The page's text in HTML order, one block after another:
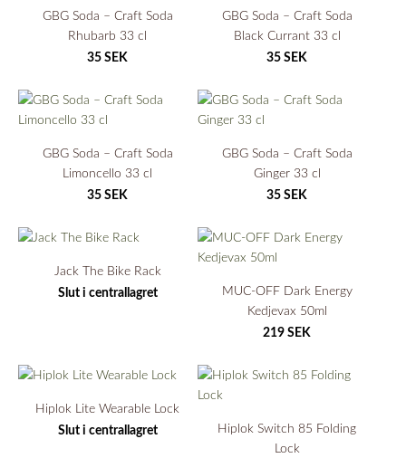
GBG Soda – Craft Soda
Rhubarb 33 cl
35 SEK
GBG Soda – Craft Soda
Black Currant 33 cl
35 SEK
GBG Soda – Craft Soda
Limoncello 33 cl
35 SEK
GBG Soda – Craft Soda
Ginger 33 cl
35 SEK
Jack The Bike Rack
Slut i centrallagret
MUC-OFF Dark Energy
Kedjevax 50ml
219 SEK
Hiplok Lite Wearable Lock
Slut i centrallagret
Hiplok Switch 85 Folding
Lock